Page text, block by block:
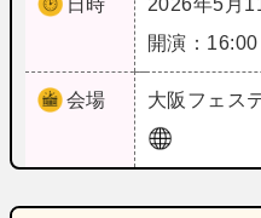
日時
2026年5月
開演：16:00
会場 大阪 フェス